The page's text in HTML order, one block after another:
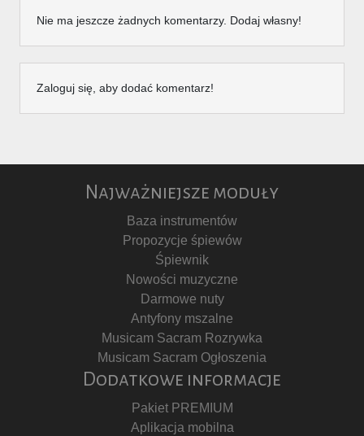
Nie ma jeszcze żadnych komentarzy. Dodaj własny!
Zaloguj się, aby dodać komentarz!
Najważniejsze moduły
Baza instrumentów
Propozycje śpiewów
Śpiewnik
Nowości muzyczne
Darmowe nuty
Antyfony mszalne
Musicam Sacram Rozrywka
Musicam Sacram Ogłoszenia
Dodatkowe informacje
Pakiet PREMIUM
Aplikacja mobilna